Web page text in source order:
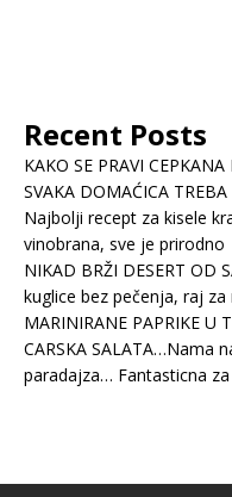
Recent Posts
KAKO SE PRAVI
SVAKA DOMAĆICA
Najbolji recept za kisele
vinobrana, sve je prirodno
NIKAD BRŽI DESERT OD
kuglice bez pečenja, raj za
MARINIRANE PAPRIKE U
CARSKA SALATA…Nama
paradajza… Fantasticna